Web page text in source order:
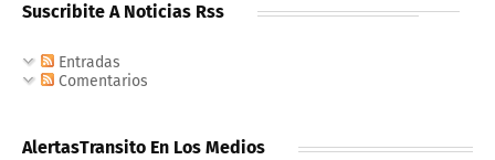
Suscribite A Noticias Rss
Entradas
Comentarios
AlertasTransito En Los Medios